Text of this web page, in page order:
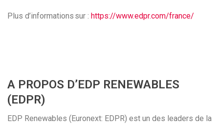
Plus d’informations sur : https://www.edpr.com/france/
A PROPOS D’EDP RENEWABLES
(EDPR)
EDP Renewables (Euronext: EDPR) est un des leaders de la